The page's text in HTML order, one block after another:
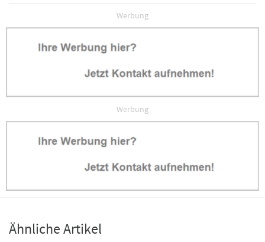
Werbung
Werbung
Ähnliche Artikel